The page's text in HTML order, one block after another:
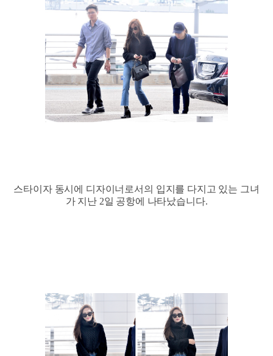
스타이자 동시에 디자이너로서의 입지를 다지고 있는 그녀
가 지난 2일 공항에 나타났습니다.